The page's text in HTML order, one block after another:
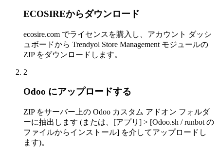
ECOSIREからダウンロード
ecosire.com でライセンスを購入し、アカウント ダッシ
ュボードから Trendyol Store Management モジュールの
ZIP をダウンロードします。
2
Odoo にアップロードする
ZIP をサーバー上の Odoo カスタム アドオン フォルダ
ーに抽出します (または、[アプリ] > [Odoo.sh / runbot の
ファイルからインストール] を介してアップロードし
ます)。